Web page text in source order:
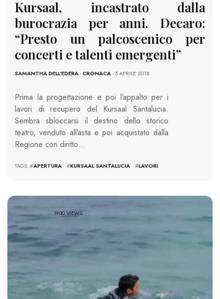
Kursaal, incastrato dalla
burocrazia per anni. Decaro:
“Presto un palcoscenico per
concerti e talenti emergenti”
SAMANTHA DELL'EDERA-CRONACA- 5 APRILE 2018
Prima la progettazione e poi l’appalto per i
lavori di recupero del Kursaal Santalucia.
Sembra sbloccarsi il destino dello storico
teatro, venduto all’asta e poi acquistato dalla
Regione con diritto…
TAGS: #APERTURA #KURSAAL SANTALUCIA #LAVORI
1900 VIEWS